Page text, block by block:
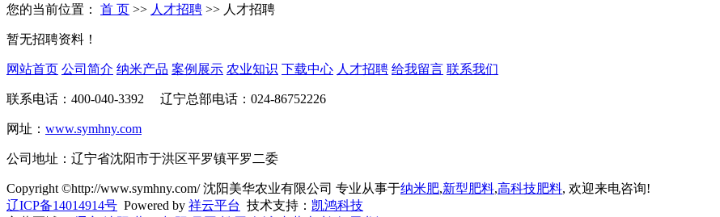
您的当前位置： 首 页 >> 人才招聘 >> 人才招聘
暂无招聘资料！
网站首页 公司简介 纳米产品 案例展示 农业知识 下载中心 人才招聘 给我留言 联系我们
联系电话：400-040-3392 辽宁总部电话：024-86752226
网址： www.symhny.com
公司地址：辽宁省沈阳市于洪区平罗镇平罗二委
Copyright ©http://www.symhny.com/ 沈阳美华农业有限公司 专业从事于纳米肥,新型肥料,高科技肥料, 欢迎来电咨询!
辽ICP备14014914号 Powered by 祥云平台 技术支持： 凯鸿科技